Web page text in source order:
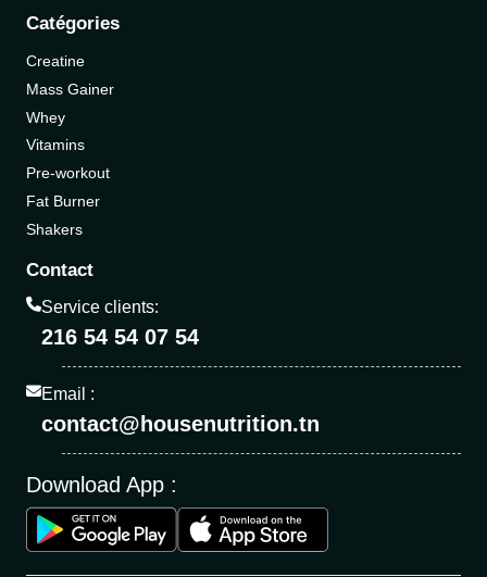
Catégories
Creatine
Mass Gainer
Whey
Vitamins
Pre-workout
Fat Burner
Shakers
Contact
Service clients:
216 54 54 07 54
Email :
contact@housenutrition.tn
Download App :